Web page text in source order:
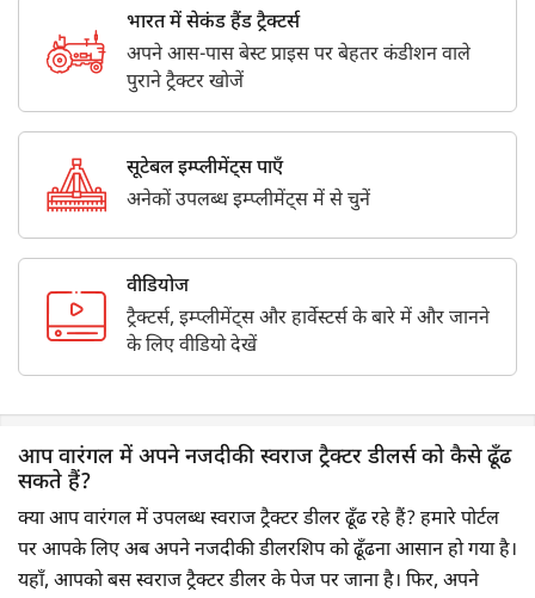
भारत में सेकंड हैंड ट्रैक्टर्स
अपने आस-पास बेस्ट प्राइस पर बेहतर कंडीशन वाले
पुराने ट्रैक्टर खोजें
सूटेबल इम्प्लीमेंट्स पाएँ
अनेकों उपलब्ध इम्प्लीमेंट्स में से चुनें
वीडियोज
ट्रैक्टर्स, इम्प्लीमेंट्स और हार्वेस्टर्स के बारे में और जानने
के लिए वीडियो देखें
आप वारंगल में अपने नजदीकी स्वराज ट्रैक्टर डीलर्स को कैसे ढूँढ
सकते हैं?
क्या आप वारंगल में उपलब्ध स्वराज ट्रैक्टर डीलर ढूँढ रहे हैं? हमारे पोर्टल
पर आपके लिए अब अपने नजदीकी डीलरशिप को ढूँढना आसान हो गया है।
यहाँ, आपको बस स्वराज ट्रैक्टर डीलर के पेज पर जाना है। फिर, अपने